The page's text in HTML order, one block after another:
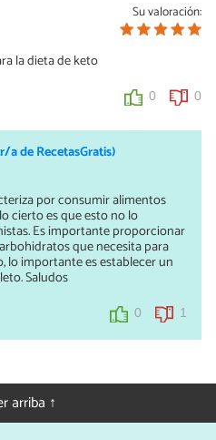
Su valoración:
la dieta de keto
0 0
a de RecetasGratis)
por consumir alimentos
cierto es que esto no lo
Es importante proporcionar
que necesita para
lo importante es establecer un
Saludos
0 1
arriba ↑